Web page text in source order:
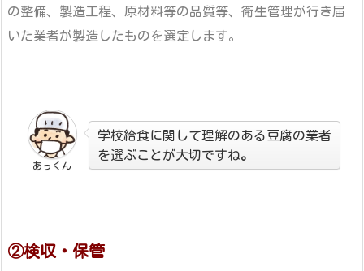
の整備、製造工程、 原材料等の品質等、衛生管理が行き届
いた業者が製造したものを選定します。
あっくん
学校給食に関して理解のある豆腐の業者
を選ぶことが大切ですね。
②検収・保管